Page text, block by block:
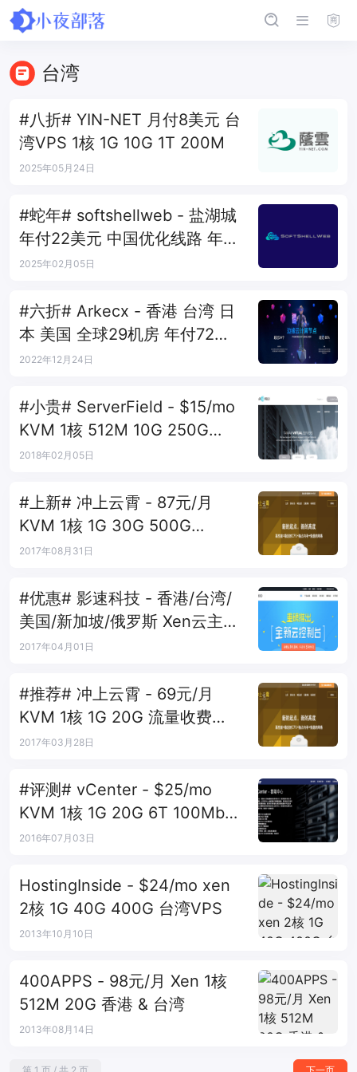
台湾
#八折# YIN-NET 月付8美元 台
湾VPS 1核 1G 10G 1T 200M
2025年05月24日
#蛇年# softshellweb - 盐湖城
年付22美元 中国优化线路 年付
27美元
2025年02月05日
#六折# Arkecx - 香港 台湾 日
本 美国 全球29机房 年付72美
元
2022年12月24日
#小贵# ServerField - $15/mo
KVM 1核 512M 10G 250G
100Mbps 台湾
2018年02月05日
#上新# 冲上云霄 - 87元/月
KVM 1核 1G 30G 500G
100Mbps 台湾B区
2017年08月31日
#优惠# 影速科技 - 香港/台湾/
美国/新加坡/俄罗斯 Xen云主机
年付7折
2017年04月01日
#推荐# 冲上云霄 - 69元/月
KVM 1核 1G 20G 流量收费
100Mbps 台湾HN
2017年03月28日
#评测# vCenter - $25/mo
KVM 1核 1G 20G 6T 100Mbps
台湾
2016年07月03日
HostingInside - $24/mo xen
2核 1G 40G 400G 台湾VPS
2013年10月10日
400APPS - 98元/月 Xen 1核
512M 20G 香港 & 台湾
2013年08月14日